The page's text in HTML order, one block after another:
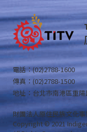
電話：(02)2788-1600
傳真：(02)2788-1500
地址：台北市南港區重陽
財團法人原住民族文化
Copyright © 2021